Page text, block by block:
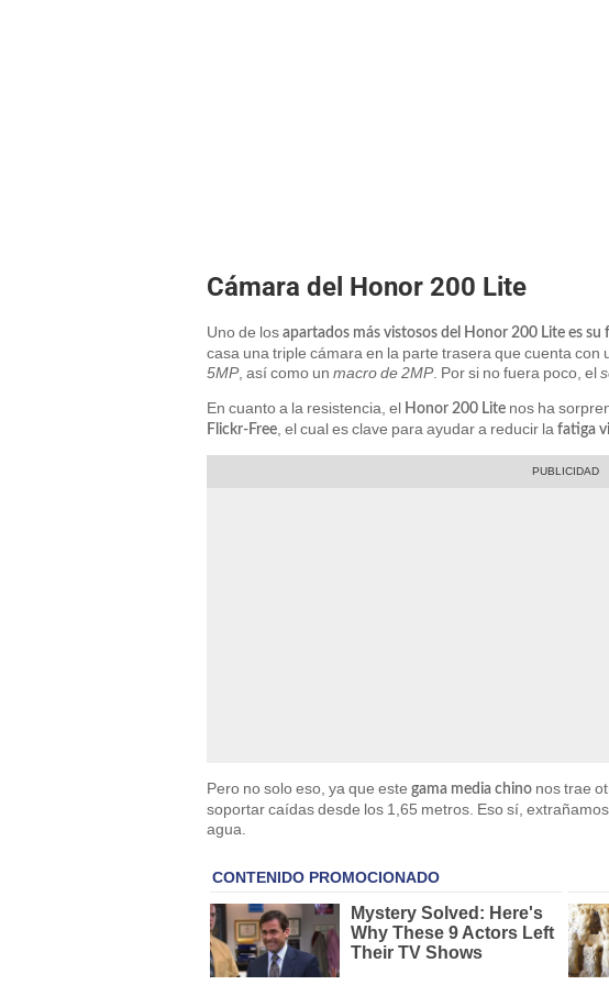
Cámara del Honor 200 Lite
Uno de los apartados más vistosos del Honor 200 Lite es su
casa una triple cámara en la parte trasera que cuenta con
5MP, así como un macro de 2MP. Por si no fuera poco, el
En cuanto a la resistencia, el Honor 200 Lite nos ha
Flickr-Free, el cual es clave para ayudar a reducir la fatiga
Pero no solo eso, ya que este gama media chino nos trae
soportar caídas desde los 1,65 metros. Eso sí,
agua.